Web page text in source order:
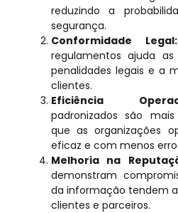
reduzindo a
segurança.
Conformidade Legal:
regulamentos ajuda
penalidades legais e a
clientes.
Eficiência
padronizados são
que as organizações
eficaz e com menos
Melhoria na
demonstram
da informação tendem
clientes e parceiros.